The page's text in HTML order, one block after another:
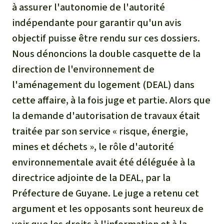
à assurer l'autonomie de l'autorité
indépendante pour garantir qu'un avis
objectif puisse être rendu sur ces dossiers.
Nous dénoncions la double casquette de la
direction de l'environnement de
l'aménagement du logement (DEAL) dans
cette affaire, à la fois juge et partie. Alors que
la demande d'autorisation de travaux était
traitée par son service « risque, énergie,
mines et déchets », le rôle d'autorité
environnementale avait été déléguée à la
directrice adjointe de la DEAL, par la
Préfecture de Guyane. Le juge a retenu cet
argument et les opposants sont heureux de